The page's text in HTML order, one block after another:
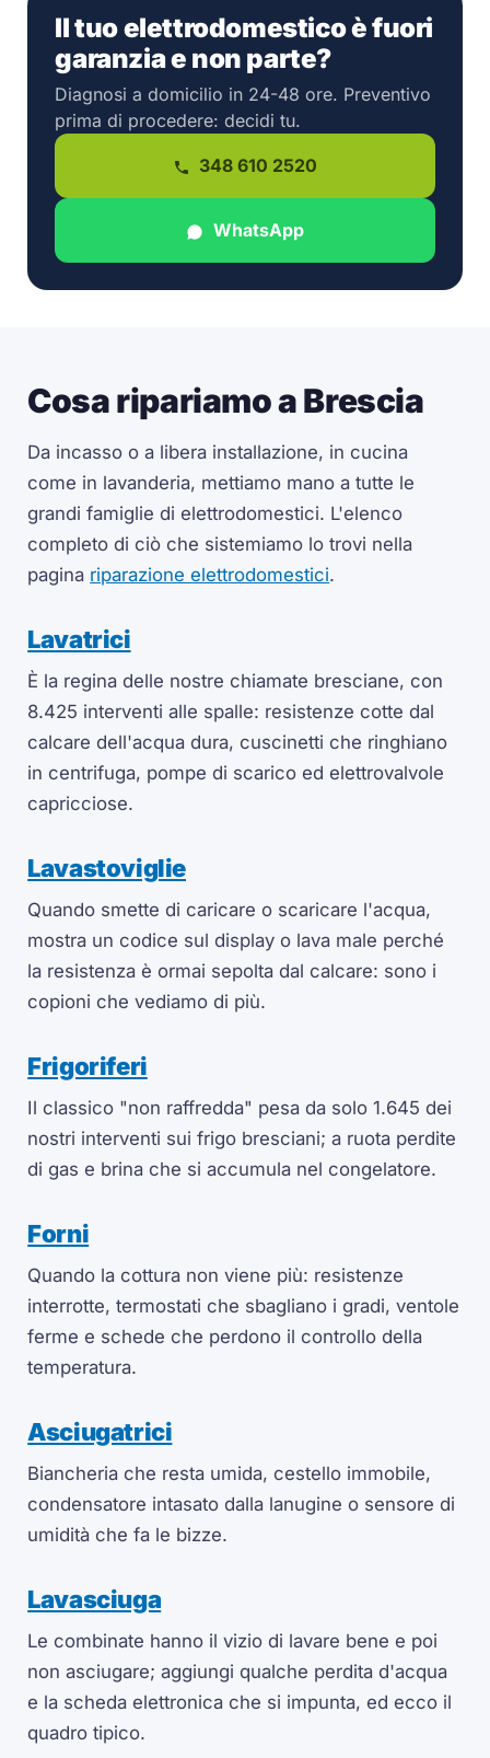
Il tuo elettrodomestico è fuori
garanzia e non parte?
Diagnosi a domicilio in 24-48 ore. Preventivo
prima di procedere: decidi tu.
348 610 2520
WhatsApp
Cosa ripariamo a Brescia
Da incasso o a libera installazione, in cucina
come in lavanderia, mettiamo mano a tutte le
grandi famiglie di elettrodomestici. L'elenco
completo di ciò che sistemiamo lo trovi nella
pagina riparazione elettrodomestici.
Lavatrici
È la regina delle nostre chiamate bresciane, con
8.425 interventi alle spalle: resistenze cotte dal
calcare dell'acqua dura, cuscinetti che ringhiano
in centrifuga, pompe di scarico ed elettrovalvole
capricciose.
Lavastoviglie
Quando smette di caricare o scaricare l'acqua,
mostra un codice sul display o lava male perché
la resistenza è ormai sepolta dal calcare: sono i
copioni che vediamo di più.
Frigoriferi
Il classico "non raffredda" pesa da solo 1.645 dei
nostri interventi sui frigo bresciani; a ruota perdite
di gas e brina che si accumula nel congelatore.
Forni
Quando la cottura non viene più: resistenze
interrotte, termostati che sbagliano i gradi, ventole
ferme e schede che perdono il controllo della
temperatura.
Asciugatrici
Biancheria che resta umida, cestello immobile,
condensatore intasato dalla lanugine o sensore di
umidità che fa le bizze.
Lavasciuga
Le combinate hanno il vizio di lavare bene e poi
non asciugare; aggiungi qualche perdita d'acqua
e la scheda elettronica che si impunta, ed ecco il
quadro tipico.